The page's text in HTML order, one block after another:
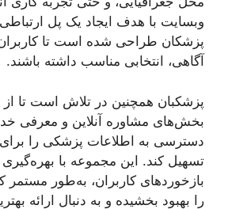
وبسایت با هدف ایجاد یک پل ارتباطی
پزشکان طراحی شده است تا کاربران
آگاهی، انتخابی مناسب داشته باشند.
پزشکبان همچنین در تلاش است تا از
بخش‌های مشاوره آنلاین و معرفی
دسترسی به اطلاعات پزشکی را
تسهیل کند. این مجموعه با
بازخوردهای کاربران، به‌طور
را بهبود بخشیده و به دنبال ارائه